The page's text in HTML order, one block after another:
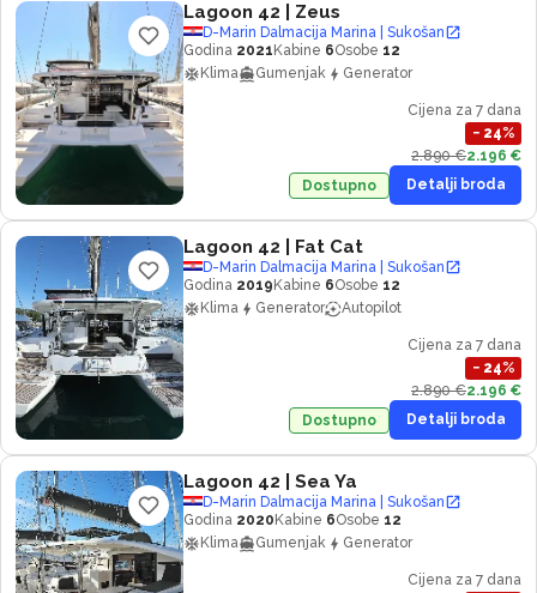
Lagoon 42 | Zeus
D-Marin Dalmacija Marina | Sukošan
Godina 2021 Kabine 6Osobe 12
Klima
Gumenjak Generator
Cijena za 7 dana
− 24%
2.890 €2.196 €
Dostupno
Detalji broda
Lagoon 42 | Fat Cat
D-Marin Dalmacija Marina | Sukošan
Godina 2019 Kabine 6Osobe 12
Klima
Generator Autopilot
Cijena za 7 dana
− 24%
2.890 €2.196 €
Dostupno
Detalji broda
Lagoon 42 | Sea Ya
D-Marin Dalmacija Marina | Sukošan
Godina 2020 Kabine 6Osobe 12
Klima
Gumenjak Generator
Cijena za 7 dana